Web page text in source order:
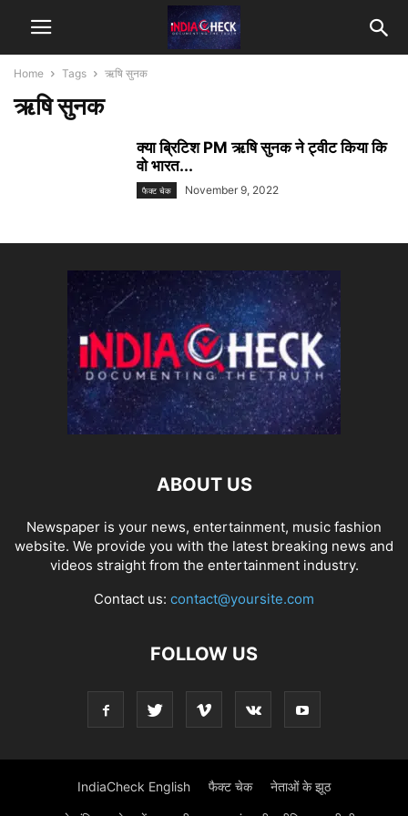
Home Tags ऋषि सुनक
ऋषि सुनक
क्या ब्रिटिश PM ऋषि सुनक ने ट्वीट किया कि
वो भारत...
फैक्ट चेक November 9, 2022
ABOUT US
Newspaper is your news, entertainment, music fashion
website. We provide you with the latest breaking news and
videos straight from the entertainment industry.
Contact us: contact@yoursite.com
FOLLOW US
IndiaCheck English फैक्ट चेक नेताओं के झूठ